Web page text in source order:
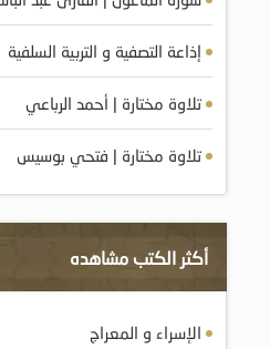
إذاعة التصفية و التربية السلفية
تلاوة مختارة | أحمد الرباعي
تلاوة مختارة | فتحي بوسيس
أكثر الكتب مشاهده
الإسراء و المعراج